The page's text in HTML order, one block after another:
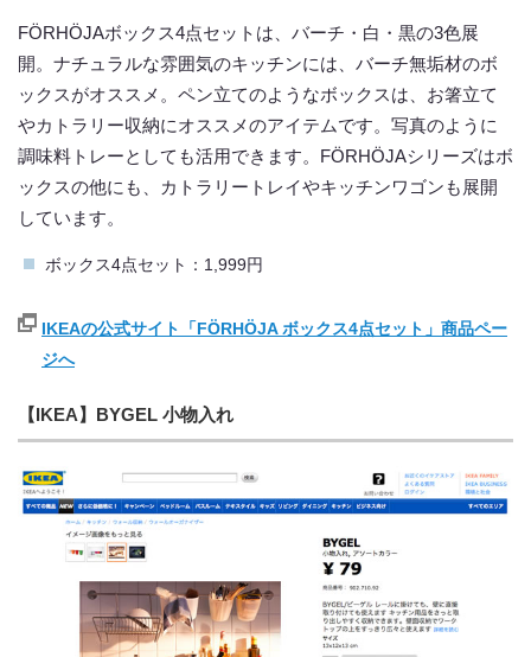
FÖRHÖJAボックス4点セットは、バーチ・白・黒の3色展
開。ナチュラルな雰囲気のキッチンには、バーチ無垢材のボ
ックスがオススメ。ペン立てのようなボックスは、お箸立て
やカトラリー収納にオススメのアイテムです。写真のように
調味料トレーとしても活用できます。FÖRHÖJAシリーズはボ
ックスの他にも、カトラリートレイやキッチンワゴンも展開
しています。
ボックス4点セット：1,999円
IKEAの公式サイト「FÖRHÖJA ボックス4点セット」商品ペー
ジへ
【IKEA】BYGEL 小物入れ